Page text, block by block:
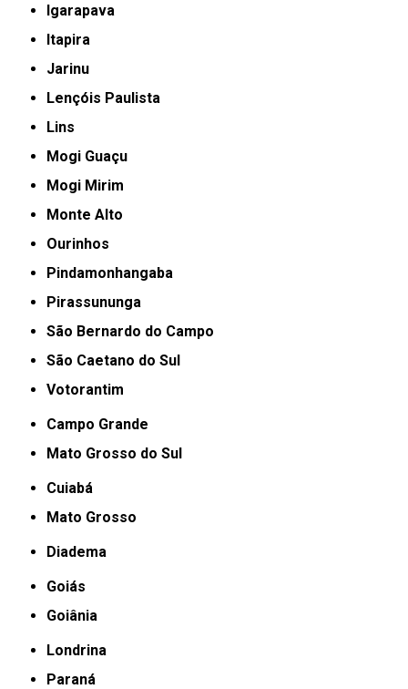
Igarapava
Itapira
Jarinu
Lençóis Paulista
Lins
Mogi Guaçu
Mogi Mirim
Monte Alto
Ourinhos
Pindamonhangaba
Pirassununga
São Bernardo do Campo
São Caetano do Sul
Votorantim
Campo Grande
Mato Grosso do Sul
Cuiabá
Mato Grosso
Diadema
Goiás
Goiânia
Londrina
Paraná